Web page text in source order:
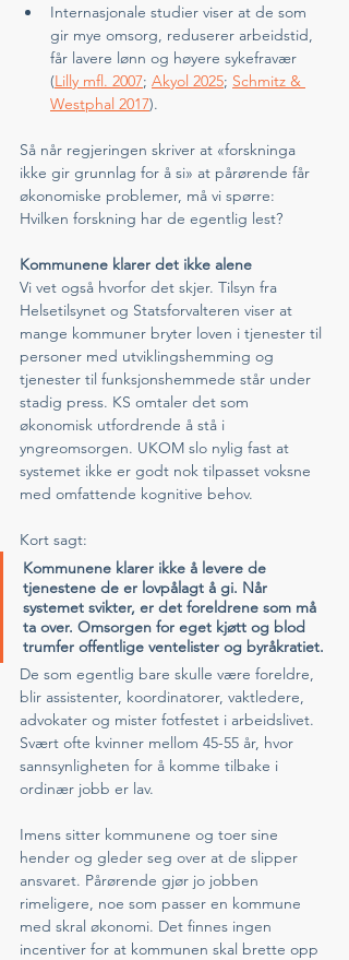
Internasjonale studier viser at de som
gir mye omsorg, reduserer arbeidstid,
får lavere lønn og høyere sykefravær
(Lilly mfl. 2007; Akyol 2025; Schmitz &
Westphal 2017).
Så når regjeringen skriver at «forskninga
ikke gir grunnlag for å si» at pårørende får
økonomiske problemer, må vi spørre:
Hvilken forskning har de egentlig lest?
Kommunene klarer det ikke alene
Vi vet også hvorfor det skjer. Tilsyn fra
Helsetilsynet og Statsforvalteren viser at
mange kommuner bryter loven i tjenester til
personer med utviklingshemming og
tjenester til funksjonshemmede står under
stadig press. KS omtaler det som
økonomisk utfordrende å stå i
yngreomsorgen. UKOM slo nylig fast at
systemet ikke er godt nok tilpasset voksne
med omfattende kognitive behov.
Kort sagt:
Kommunene klarer ikke å levere de
tjenestene de er lovpålagt å gi. Når
systemet svikter, er det foreldrene som må
ta over. Omsorgen for eget kjøtt og blod
trumfer offentlige ventelister og byråkratiet.
De som egentlig bare skulle være foreldre,
blir assistenter, koordinatorer, vaktledere,
advokater og mister fotfestet i arbeidslivet.
Svært ofte kvinner mellom 45-55 år, hvor
sannsynligheten for å komme tilbake i
ordinær jobb er lav.
Imens sitter kommunene og toer sine
hender og gleder seg over at de slipper
ansvaret. Pårørende gjør jo jobben
rimeligere, noe som passer en kommune
med skral økonomi. Det finnes ingen
incentiver for at kommunen skal brette opp